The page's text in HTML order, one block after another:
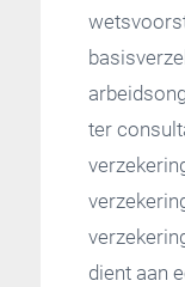
ter
dient aan